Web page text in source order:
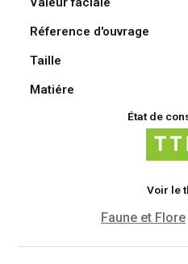
24-
11-
Marechal
Réference d'ouvrage
Taille
Matiére
État de
Voir le
Faune et Flore